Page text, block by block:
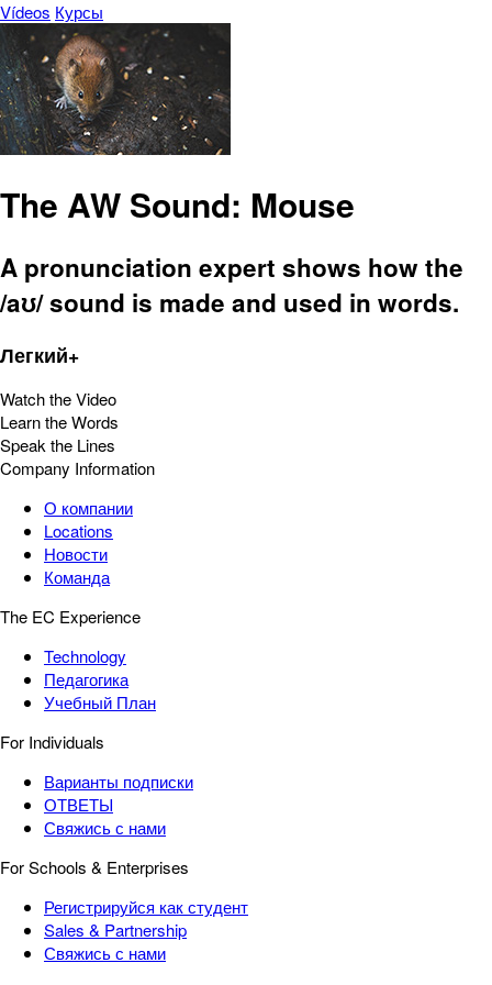
Vídeos Курсы
The AW Sound: Mouse
A pronunciation expert shows how the
/aʊ/ sound is made and used in words.
Легкий+
Watch the Video
Learn the Words
Speak the Lines
Company Information
О компании
Locations
Новости
Команда
The EC Experience
Technology
Педагогика
Учебный План
For Individuals
Варианты подписки
ОТВЕТЫ
Свяжись с нами
For Schools & Enterprises
Регистрируйся как студент
Sales & Partnership
Свяжись с нами